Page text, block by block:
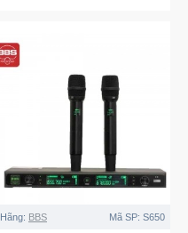
Hãng: BBS Mã SP: S650